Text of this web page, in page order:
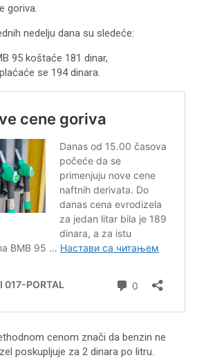
goriva.
nedelju dana su sledeće:
95 koštaće 181 dinar,
se 194 dinara.
cenom znači da benzin ne
poskupljuje za 2 dinara po litru.